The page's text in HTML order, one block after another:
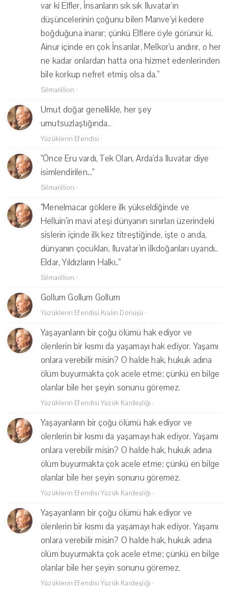
var ki Elfler, İnsanların sık sık Iluvatar'ın
düşüncelerinin çoğunu bilen Manve'yi kedere
boğduğuna inanır; çünkü Elflere öyle görünür ki,
Ainur içinde en çok İnsanlar, Melkor'u andırır, o her
ne kadar onlardan hatta ona hizmet edenlerinden
bile korkup nefret etmiş olsa da."
Silmarillion ·
Umut doğar genellikle, her şey
umutsuzlaştığında..
Yüzüklerin Efendisi ·
"Önce Eru vardı, Tek Olan, Arda'da Iluvatar diye
isimlendirilen..."
Silmarillion ·
"Menelmacar göklere ilk yükseldiğinde ve
Helluin'in mavi ateşi dünyanın sınırları üzerindeki
sislerin içinde ilk kez titreştiğinde, işte o anda,
dünyanın çocukları, Iluvatar'ın ilkdoğanları uyandı..
Eldar, Yıldızların Halkı.."
Silmarillion ·
Gollum Gollum Gollum
Yüzüklerin Efendisi Kralın Dönüşü ·
Yaşayanların bir çoğu ölümü hak ediyor ve
ölenlerin bir kısmı da yaşamayı hak ediyor. Yaşamı
onlara verebilir misin? O halde hak, hukuk adına
ölüm buyurmakta çok acele etme; çünkü en bilge
olanlar bile her şeyin sonunu göremez.
Yüzüklerin Efendisi Yüzük Kardeşliği ·
Yaşayanların bir çoğu ölümü hak ediyor ve
ölenlerin bir kısmı da yaşamayı hak ediyor. Yaşamı
onlara verebilir misin? O halde hak, hukuk adına
ölüm buyurmakta çok acele etme; çünkü en bilge
olanlar bile her şeyin sonunu göremez.
Yüzüklerin Efendisi Yüzük Kardeşliği ·
Yaşayanların bir çoğu ölümü hak ediyor ve
ölenlerin bir kısmı da yaşamayı hak ediyor. Yaşamı
onlara verebilir misin? O halde hak, hukuk adına
ölüm buyurmakta çok acele etme; çünkü en bilge
olanlar bile her şeyin sonunu göremez.
Yüzüklerin Efendisi Yüzük Kardeşliği ·